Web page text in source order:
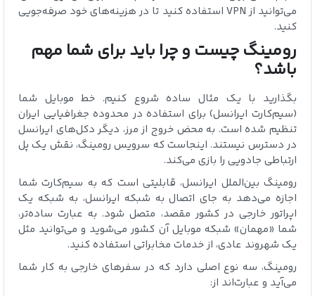
می‌توانید از VPN استفاده کنید تا در هزینه‌های خود صرفه‌جویی
کنید.
رومینگ چیست و چرا باید برای شما مهم
باشد؟
بگذارید با یک مثال ساده شروع کنیم. خط موبایل شما
(سیم‌کارت ایرانسل) برای استفاده در محدوده جغرافیایی ایران
تنظیم شده است. به محض خروج از مرز، دیگر دکل‌های ایرانسل
در دسترس نیستند. اینجاست که سرویس رومینگ، نقش یک پل
ارتباطی جادویی را بازی می‌کند.
رومینگ بین‌الملل ایرانسل، قابلیتی است که به سیم‌کارت شما
اجازه می‌دهد به جای اتصال به شبکه ایرانسل، به شبکه یک
اپراتور خارجی در کشور مقصد، متصل شود. به عبارت ساده‌تر،
شما «مهمان» شبکه‌ موبایل آن کشور می‌شوید و می‌توانید مثل
یک شهروند عادی، از خدمات مخابراتی استفاده کنید.
رومینگ، سه نوع اصلی دارد که در سفرهای خارجی به کار شما
می‌آید و عبارت‌اند از: